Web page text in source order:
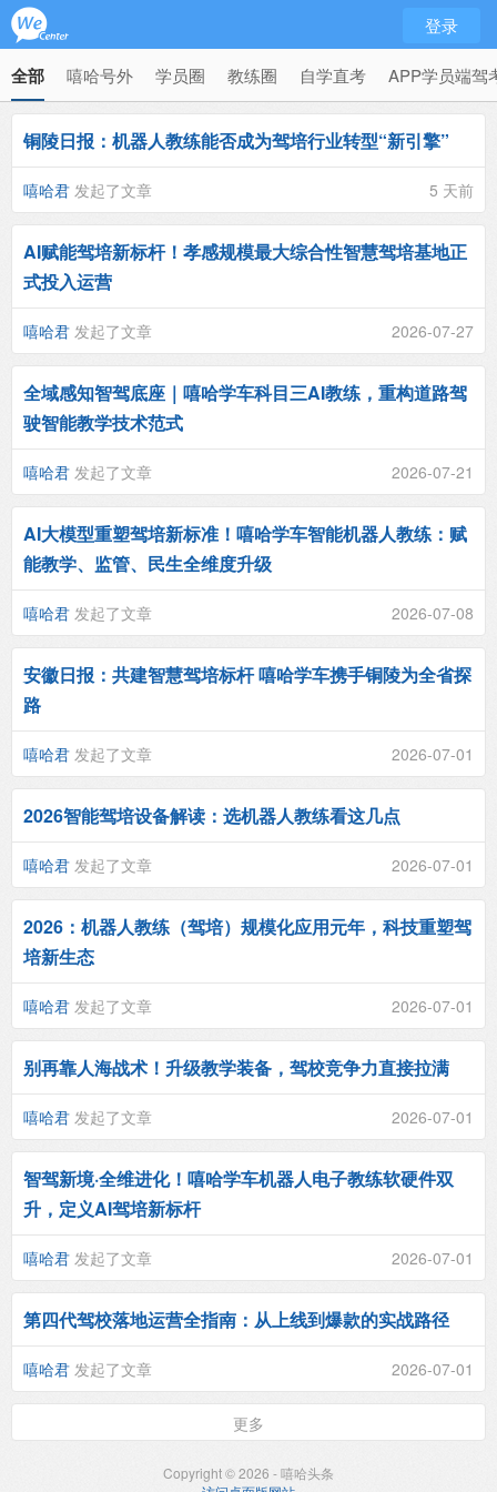
登录
全部 嘻哈号外 学员圈 教练圈 自学直考 APP学员端驾
铜陵日报：机器人教练能否成为驾培行业转型“新引擎”
嘻哈君 发起了文章 5 天前
AI赋能驾培新标杆！孝感规模最大综合性智慧驾培基地正
式投入运营
嘻哈君 发起了文章 2026-07-27
全域感知智驾底座｜嘻哈学车科目三AI教练，重构道路驾
驶智能教学技术范式
嘻哈君 发起了文章 2026-07-21
AI大模型重塑驾培新标准！嘻哈学车智能机器人教练：赋
能教学、监管、民生全维度升级
嘻哈君 发起了文章 2026-07-08
安徽日报：共建智慧驾培标杆 嘻哈学车携手铜陵为全省探
路
嘻哈君 发起了文章 2026-07-01
2026智能驾培设备解读：选机器人教练看这几点
嘻哈君 发起了文章 2026-07-01
2026：机器人教练（驾培）规模化应用元年，科技重塑驾
培新生态
嘻哈君 发起了文章 2026-07-01
别再靠人海战术！升级教学装备，驾校竞争力直接拉满
嘻哈君 发起了文章 2026-07-01
智驾新境·全维进化！嘻哈学车机器人电子教练软硬件双
升，定义AI驾培新标杆
嘻哈君 发起了文章 2026-07-01
第四代驾校落地运营全指南：从上线到爆款的实战路径
嘻哈君 发起了文章 2026-07-01
更多
Copyright © 2026 - 嘻哈头条